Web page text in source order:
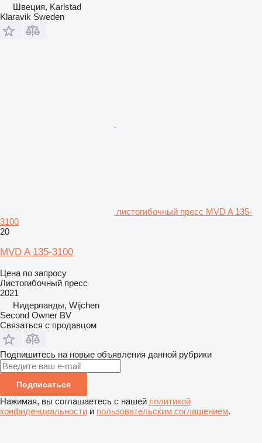
Швеция, Karlstad
Klaravik Sweden
листогибочный пресс MVD A 135-
3100
20
MVD A 135-3100
Цена по запросу
Листогибочный пресс
2021
Нидерланды, Wijchen
Second Owner BV
Связаться с продавцом
Подпишитесь на новые объявления данной рубрики
Подписаться
Нажимая, вы соглашаетесь с нашей политикой
конфиденциальности и пользовательским соглашением.